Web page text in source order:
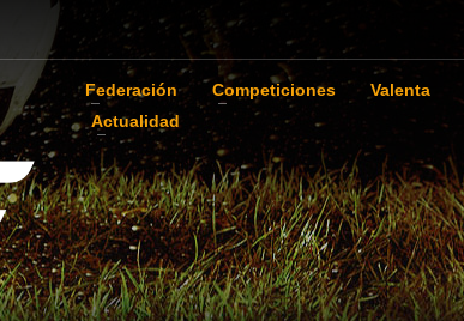
Federación Competiciones Valenta
Actualidad